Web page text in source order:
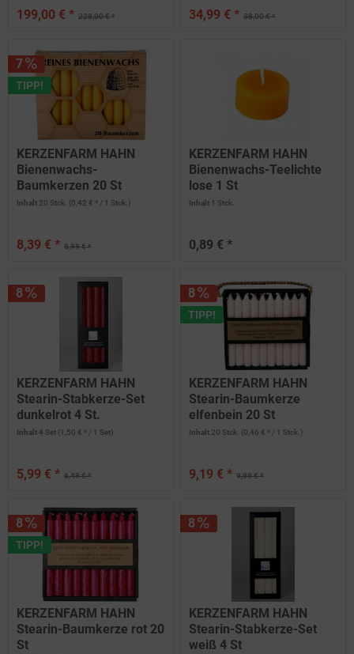
228,00 € *
199,00 € * 38,00 € *
34,99 € *
7
TIPP!
KERZENFARM HAHN
Bienenwachs-
Baumkerzen 20 St
Inhalt 20 Stck. (0,42 € * / 1 Stck.)
8,99 € *
8,39 € *
KERZENFARM HAHN
Bienenwachs-Teelichte
lose 1 St
Inhalt 1 Stck.
0,89 € *
8
KERZENFARM HAHN
Stearin-Stabkerze-Set
dunkelrot 4 St.
Inhalt4 Set (1,50 € * / 1 Set)
6,49 € *
5,99 € *
8
TIPP!
KERZENFARM HAHN
Stearin-Baumkerze
elfenbein 20 St
Inhalt 20 Stck. (0,46 € * / 1 Stck.)
9,99 € *
9,19 € *
8
TIPP!
KERZENFARM HAHN
Stearin-Baumkerze rot 20
St
8
KERZENFARM HAHN
Stearin-Stabkerze-Set
weiß 4 St